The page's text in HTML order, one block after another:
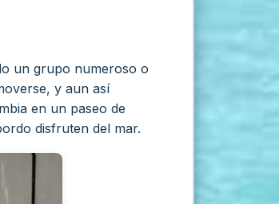
un grupo numeroso o
y aun así
en un paseo de
disfruten del mar.